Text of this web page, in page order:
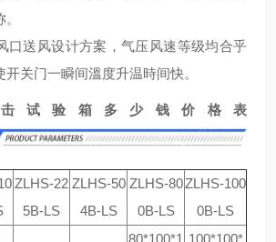
口送风设计方案，气压风速等级均合乎
关门一瞬间溫度升温時间快。
试验箱多少钱价格表
ZLHS-22
5B-LS
ZLHS-50
4B-LS
ZLHS-80
0B-LS
ZLHS-100
0B-LS
80*100*1 100*100*